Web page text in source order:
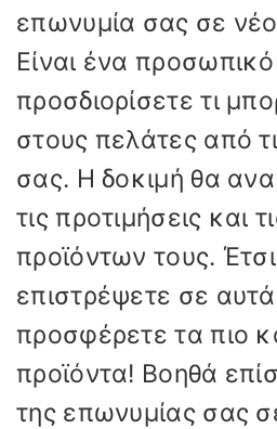
επωνυμία σας σε
Είναι ένα προσωπικό
προσδιορίσετε τι
στους πελάτες από
σας. Η δοκιμή θα
τις προτιμήσεις και
προϊόντων τους.
επιστρέψετε σε
προσφέρετε τα πιο
προϊόντα! Βοηθά
της επωνυμίας σας